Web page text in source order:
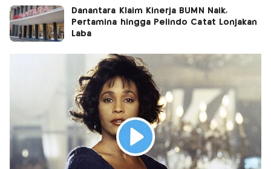
Danantara Klaim Kinerja BUMN Naik,
Pertamina hingga Pelindo Catat Lonjakan
Laba